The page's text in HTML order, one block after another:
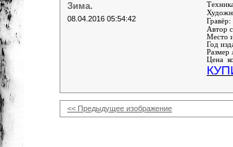
Зима.
08.04.2016 05:54:42
Гравёр:
Автор
Место
Год
Размер
Цена
<< Предыдущее изображение